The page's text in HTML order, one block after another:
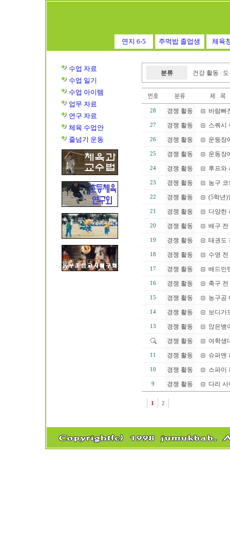
연지 6-5 주먹밥 졸업생 체육
수업 자료
수업 일기
수업 아이템
업무 자료
연구 자료
체육 수업안
줄넘기 운동
분류 건강 활동
28 경쟁 활동 바람빠
27 경쟁 활동 스쿼시
26 경쟁 활동 운동장
25 경쟁 활동 운동장
24 경쟁 활동 후프와
23 경쟁 활동 농구
22 경쟁 활동 (5학년)
21 경쟁 활동 다양한
20 경쟁 활동 배구 전
19 경쟁 활동 태권도
18 경쟁 활동 수영
17 경쟁 활동 배드민
16 경쟁 활동 축구
15 경쟁 활동 농구공
14 경쟁 활동 보디가
13 경쟁 활동
앉은뱅
경쟁 활동
여학생
11 경쟁 활동 슈퍼맨
10 경쟁 활동 스파이
9 경쟁 활동 다리
1 2